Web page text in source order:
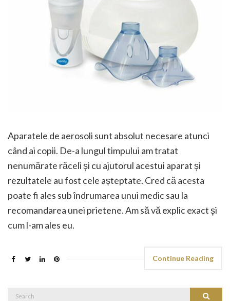
Aparatele de aerosoli sunt absolut necesare atunci
când ai copii. De-a lungul timpului am tratat
nenumărate răceli și cu ajutorul acestui aparat și
rezultatele au fost cele așteptate. Cred că acesta
poate fi ales sub îndrumarea unui medic sau la
recomandarea unei prietene. Am să vă explic exact și
cum l-am ales eu.
Continue Reading
Search